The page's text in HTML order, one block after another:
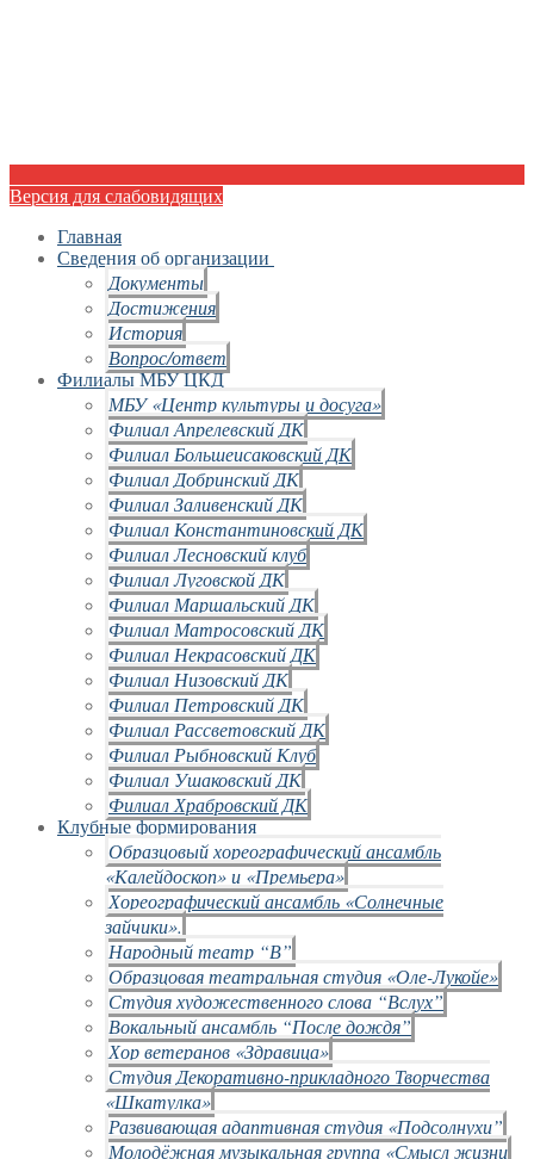
Версия для слабовидящих
Главная
Сведения об организации
Документы
Достижения
История
Вопрос/ответ
Филиалы МБУ ЦКД
МБУ «Центр культуры и досуга»
Филиал Апрелевский ДК
Филиал Большеисаковский ДК
Филиал Добринский ДК
Филиал Заливенский ДК
Филиал Константиновский ДК
Филиал Лесновский клуб
Филиал Луговской ДК
Филиал Маршальский ДК
Филиал Матросовский ДК
Филиал Некрасовский ДК
Филиал Низовский ДК
Филиал Петровский ДК
Филиал Рассветовский ДК
Филиал Рыбновский Клуб
Филиал Ушаковский ДК
Филиал Храбровский ДК
Клубные формирования
Образцовый хореографический ансамбль
«Калейдоскоп» и «Премьера»
Хореографический ансамбль «Солнечные
зайчики».
Народный театр “В”
Образцовая театральная студия «Оле-Лукойе»
Студия художественного слова “Вслух”
Вокальный ансамбль “После дождя”
Хор ветеранов «Здравица»
Студия Декоративно-прикладного Творчества
«Шкатулка»
Развивающая адаптивная студия «Подсолнухи”
Молодёжная музыкальная группа «Смысл жизни